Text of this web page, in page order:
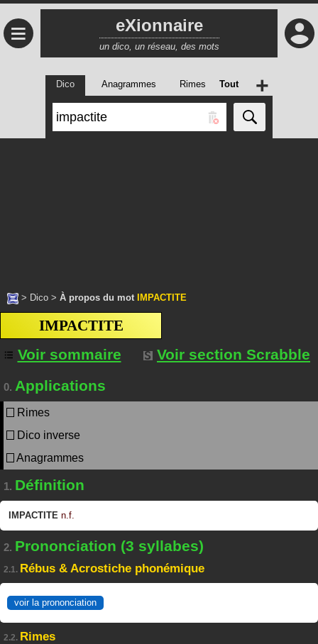
≡ eXionnaire
un dico, un réseau, des mots
Dico Anagrammes Rimes Tout +
> Dico > À propos du mot IMPACTITE
IMPACTITE
Voir sommaire
Voir section Scrabble
0. Applications
Rimes
Dico inverse
Anagrammes
1. Définition
IMPACTITE n.f.
2. Prononciation (3 syllabes)
2.1. Rébus & Acrostiche phonémique
voir la prononciation
2.2. Rimes